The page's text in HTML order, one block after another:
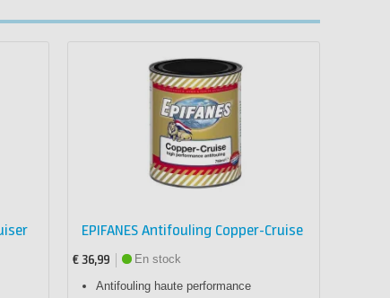
EPIFANES Antifouling Copper-Cruise
€ 36,99
En stock
Antifouling haute performance